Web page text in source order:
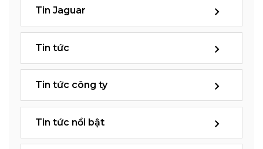
Tin Jaguar
Tin tức
Tin tức công ty
Tin tức nổi bật